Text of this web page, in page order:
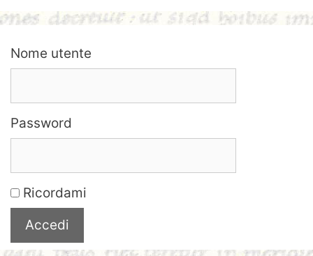
Nome utente
Password
Ricordami